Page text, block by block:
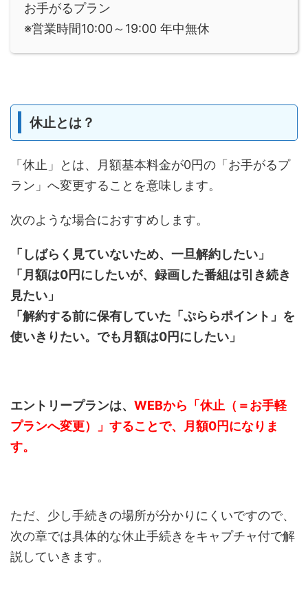
お手がるプラン
※営業時間10:00～19:00 年中無休
休止とは？
「休止」とは、月額基本料金が0円の「お手がるプ
ラン」へ変更することを意味します。
次のような場合におすすめします。
「しばらく見ていないため、一旦解約したい」
「月額は0円にしたいが、録画した番組は引き続き
見たい」
「解約する前に保有していた「ぷららポイント」を
使いきりたい。でも月額は0円にしたい」
エントリープランは、 WEBから「休止（＝お手軽
プランへ変更）」することで、月額0円になりま
す。
ただ、少し手続きの場所が分かりにくいですので、
次の章では具体的な休止手続きをキャプチャ付で解
説していきます。